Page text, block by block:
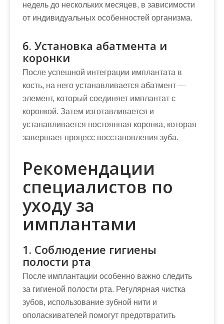
недель до нескольких месяцев, в зависимости
от индивидуальных особенностей организма.
6. Установка абатмента и
коронки
После успешной интеграции имплантата в
кость, на него устанавливается абатмент —
элемент, который соединяет имплантат с
коронкой. Затем изготавливается и
устанавливается постоянная коронка, которая
завершает процесс восстановления зуба.
Рекомендации
специалистов по
уходу за
имплантами
1. Соблюдение гигиены
полости рта
После имплантации особенно важно следить
за гигиеной полости рта. Регулярная чистка
зубов, использование зубной нити и
ополаскивателей помогут предотвратить